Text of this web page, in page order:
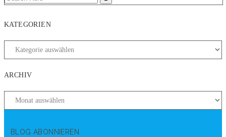
KATEGORIEN
ARCHIV
BLOG ABONNIEREN